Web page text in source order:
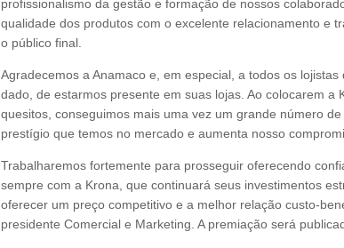
profissionalismo da gestão e formação de nossos
qualidade dos produtos com o excelente relacionamento e
o público final.
Agradecemos a Anamaco e, em especial, a todos os
dado, de estarmos presente em suas lojas. Ao colocarem a
quesitos, conseguimos mais uma vez um grande número
prestígio que temos no mercado e aumenta nosso
Trabalharemos fortemente para prosseguir oferecendo
sempre com a Krona, que continuará seus investimentos
oferecer um preço competitivo e a melhor relação custo-
presidente Comercial e Marketing. A premiação será